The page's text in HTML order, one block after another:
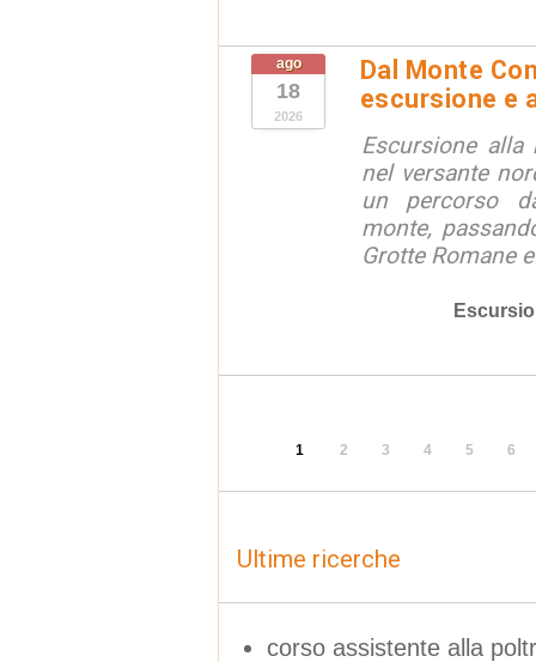
ago
18
2026
Dal Monte
escursione e
Escursione
nel versante
un percorso
monte,
Grotte Romane
1 2 3 4 5 6
Ultime ricerche
corso assistente alla